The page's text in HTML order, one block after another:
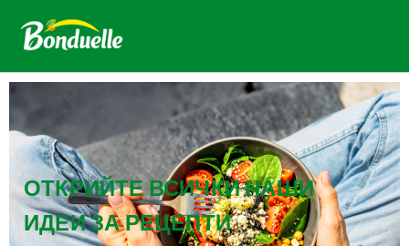
ОТКРИЙТЕ ВСИЧКИ НАШИ
ИДЕИ ЗА РЕЦЕПТИ